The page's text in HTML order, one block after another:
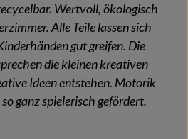
Wertvoll, ökologisch
Alle Teile lassen sich
gut greifen. Die
die kleinen kreativen
Ideen entstehen. Motorik
ganz spielerisch gefördert.